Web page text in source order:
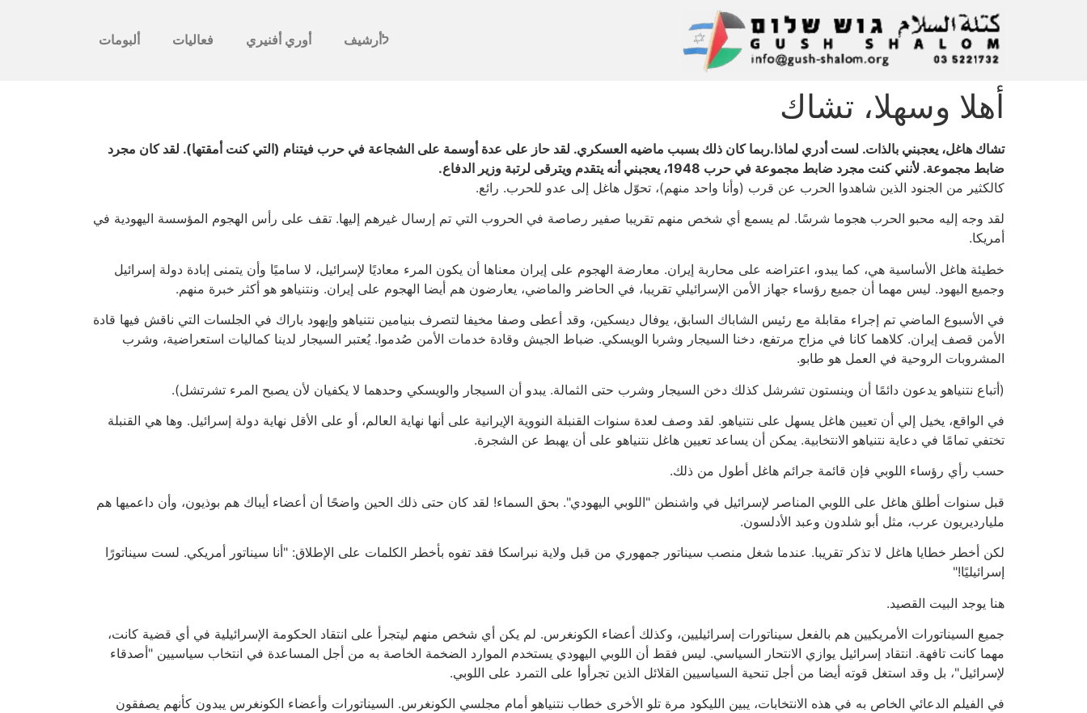
לأرشيف أوري أفنيري فعاليات ألبومات
أهلا وسهلا، تشاك
تشاك هاغل، يعجبني بالذات. لست أدري لماذا.ربما كان ذلك بسبب ماضيه العسكري. لقد حاز على عدة أوسمة على الشجاعة في حرب فيتنام (التي كنت أمقتها). لقد كان مجرد
ضابط مجموعة. لأنني كنت مجرد ضابط مجموعة في حرب 1948، يعجبني أنه يتقدم ويترقى لرتبة وزير الدفاع.
كالكثير من الجنود الذين شاهدوا الحرب عن قرب (وأنا واحد منهم)، تحوّل هاغل إلى عدو للحرب. رائع.
لقد وجه إليه محبو الحرب هجوما شرسًا. لم يسمع أي شخص منهم تقريبا صفير رصاصة في الحروب التي تم إرسال غيرهم إليها. تقف على رأس الهجوم المؤسسة اليهودية في
أمريكا.
خطيئة هاغل الأساسية هي، كما يبدو، اعتراضه على محاربة إيران. معارضة الهجوم على إيران معناها أن يكون المرء معاديًا لإسرائيل، لا ساميًا وأن يتمنى إبادة دولة إسرائيل
وجميع اليهود. ليس مهما أن جميع رؤساء جهاز الأمن الإسرائيلي تقريبا، في الحاضر والماضي، يعارضون هم أيضا الهجوم على إيران. ونتنياهو هو أكثر خبرة منهم.
في الأسبوع الماضي تم إجراء مقابلة مع رئيس الشاباك السابق، يوفال ديسكين، وقد أعطى وصفا مخيفا لتصرف بنيامين نتنياهو وإيهود باراك في الجلسات التي ناقش فيها قادة
الأمن قصف إيران. كلاهما كانا في مزاج مرتفع، دخنا السيجار وشربا الويسكي. ضباط الجيش وقادة خدمات الأمن صُدموا. يُعتبر السيجار لدينا كماليات استعراضية، وشرب
المشروبات الروحية في العمل هو طابو.
(أتباع نتنياهو يدعون دائمًا أن وينستون تشرشل كذلك دخن السيجار وشرب حتى الثمالة. يبدو أن السيجار والويسكي وحدهما لا يكفيان لأن يصبح المرء تشرتشل).
في الواقع، يخيل إلي أن تعيين هاغل يسهل على نتنياهو. لقد وصف لعدة سنوات القنبلة النووية الإيرانية على أنها نهاية العالم، أو على الأقل نهاية دولة إسرائيل. وها هي القنبلة
تختفي تمامًا في دعاية نتنياهو الانتخابية. يمكن أن يساعد تعيين هاغل نتنياهو على أن يهبط عن الشجرة.
حسب رأي رؤساء اللوبي فإن قائمة جرائم هاغل أطول من ذلك.
قبل سنوات أطلق هاغل على اللوبي المناصر لإسرائيل في واشنطن "اللوبي اليهودي". بحق السماء! لقد كان حتى ذلك الحين واضحًا أن أعضاء أيباك هم بوذيون، وأن داعميها هم
مليارديريون عرب، مثل أبو شلدون وعبد الأدلسون.
لكن أخطر خطايا هاغل لا تذكر تقريبا. عندما شغل منصب سيناتور جمهوري من قبل ولاية نبراسكا فقد تفوه بأخطر الكلمات على الإطلاق: "أنا سيناتور أمريكي. لست سيناتورًا
إسرائيليًا!"
هنا يوجد البيت القصيد.
جميع السيناتورات الأمريكيين هم بالفعل سيناتورات إسرائيليين، وكذلك أعضاء الكونغرس. لم يكن أي شخص منهم ليتجرأ على انتقاد الحكومة الإسرائيلية في أي قضية كانت،
مهما كانت تافهة. انتقاد إسرائيل يوازي الانتحار السياسي. ليس فقط أن اللوبي اليهودي يستخدم الموارد الضخمة الخاصة به من أجل المساعدة في انتخاب سياسيين "أصدقاء
لإسرائيل"، بل وقد استغل قوته أيضا من أجل تنحية السياسيين القلائل الذين تجرأوا على التمرد على اللوبي.
في الفيلم الدعائي الخاص به في هذه الانتخابات، يبين الليكود مرة تلو الأخرى خطاب نتنياهو أمام مجلسي الكونغرس. السيناتورات وأعضاء الكونغرس يبدون كأنهم يصفقون